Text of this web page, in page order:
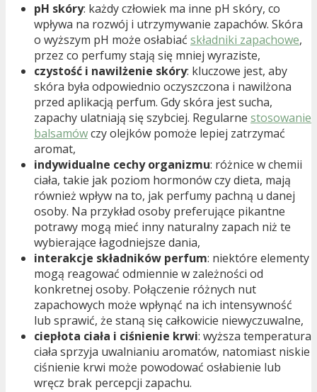
pH skóry: każdy człowiek ma inne pH skóry, co
wpływa na rozwój i utrzymywanie zapachów. Skóra
o wyższym pH może osłabiać składniki zapachowe,
przez co perfumy stają się mniej wyraziste,
czystość i nawilżenie skóry: kluczowe jest, aby
skóra była odpowiednio oczyszczona i nawilżona
przed aplikacją perfum. Gdy skóra jest sucha,
zapachy ulatniają się szybciej. Regularne stosowanie
balsamówczy olejków pomoże lepiej zatrzymać
aromat,
indywidualne cechy organizmu: różnice w chemii
ciała, takie jak poziom hormonów czy dieta, mają
również wpływ na to, jak perfumy pachną u danej
osoby. Na przykład osoby preferujące pikantne
potrawy mogą mieć inny naturalny zapach niż te
wybierające łagodniejsze dania,
interakcje składników perfum: niektóre elementy
mogą reagować odmiennie w zależności od
konkretnej osoby. Połączenie różnych nut
zapachowych może wpłynąć na ich intensywność
lub sprawić, że staną się całkowicie niewyczuwalne,
ciepłota ciała i ciśnienie krwi: wyższa temperatura
ciała sprzyja uwalnianiu aromatów, natomiast niskie
ciśnienie krwi może powodować osłabienie lub
wręcz brak percepcji zapachu.